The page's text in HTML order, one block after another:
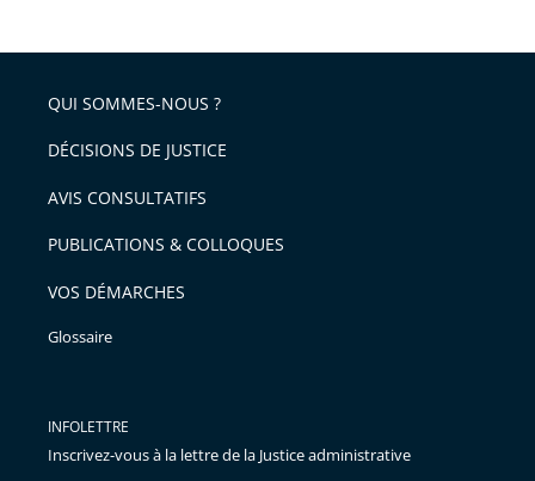
arriver
après
l'article
pour
avant
QUI SOMMES-NOUS ?
DÉCISIONS DE JUSTICE
AVIS CONSULTATIFS
PUBLICATIONS & COLLOQUES
VOS DÉMARCHES
Glossaire
INFOLETTRE
Inscrivez-vous à la lettre de la Justice administrative